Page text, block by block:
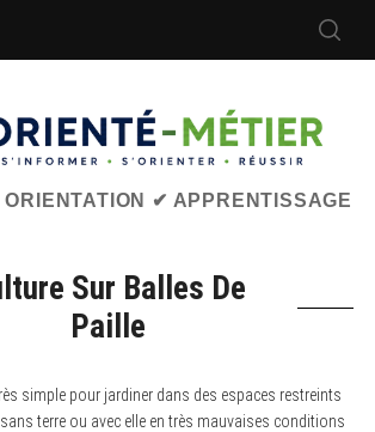
✔ APPRENTISSAGE
Sur Balles De
Paille
simple pour jardiner dans des espaces restreints
terre ou avec elle en très mauvaises conditions